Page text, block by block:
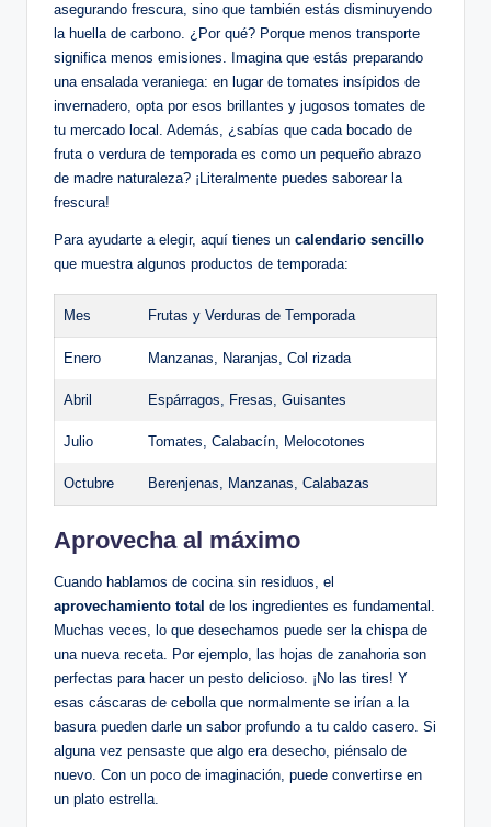
asegurando frescura, sino que también estás disminuyendo
la huella de carbono. ¿Por qué? Porque menos transporte
significa menos emisiones. Imagina que estás preparando
una ensalada veraniega: en lugar de tomates insípidos de
invernadero, opta por esos brillantes y jugosos tomates de
tu mercado local. Además, ¿sabías que cada bocado de
fruta o verdura de temporada es como un pequeño abrazo
de madre naturaleza? ¡Literalmente puedes saborear la
frescura!
Para ayudarte a elegir, aquí tienes un calendario sencillo
que muestra algunos productos de temporada:
Mes Frutas y Verduras de Temporada
Enero Manzanas, Naranjas, Col rizada
Abril Espárragos, Fresas, Guisantes
Julio Tomates, Calabacín, Melocotones
Octubre Berenjenas, Manzanas, Calabazas
Aprovecha al máximo
Cuando hablamos de cocina sin residuos, el
aprovechamiento total de los ingredientes es fundamental.
Muchas veces, lo que desechamos puede ser la chispa de
una nueva receta. Por ejemplo, las hojas de zanahoria son
perfectas para hacer un pesto delicioso. ¡No las tires! Y
esas cáscaras de cebolla que normalmente se irían a la
basura pueden darle un sabor profundo a tu caldo casero. Si
alguna vez pensaste que algo era desecho, piénsalo de
nuevo. Con un poco de imaginación, puede convertirse en
un plato estrella.